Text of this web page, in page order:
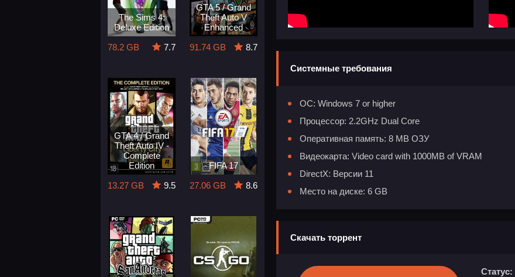
The Sims 4:
Deluxe Edition
78.2 GB
7.7
GTA 5 / Grand
Theft Auto V
Enhanced
91.74 GB
8.7
GTA 4 / Grand
Theft Auto IV -
Complete
Edition
13.27 GB
9.5
FIFA 17
27.06 GB
8.6
Системные требования
ОС: Windows 7 or higher
Процессор: 2.2GHz Dual Core
Оперативная память: 8 MB ОЗУ
Видеокарта: Video card with 1000MB of VRAM
DirectX: Версии 11
Место на диске: 6 GB
Скачать торрент
Статус: